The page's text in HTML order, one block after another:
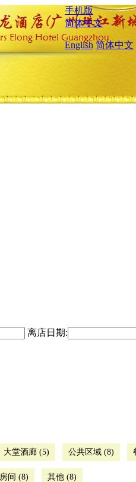
手机版
简体中文
English 简体中文
离店日期:
大堂酒廊 (5) 公共区域 (8)
房间 (8) 其他 (8)